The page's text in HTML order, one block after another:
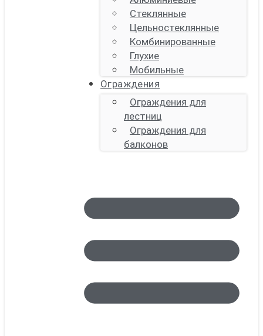
Стеклянные
Цельностеклянные
Комбинированные
Глухие
Мобильные
Ограждения
Ограждения для
лестниц
Ограждения для
балконов